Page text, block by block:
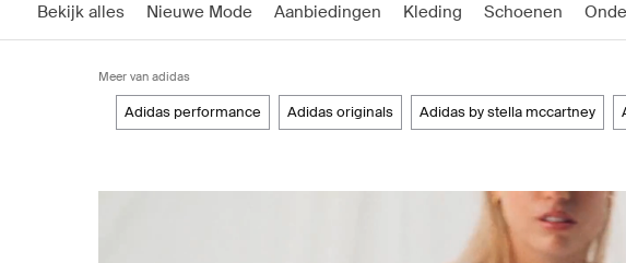
Bekijk alles Nieuwe Mode Aanbiedingen Kleding Schoenen
Meer van adidas
adidas performance adidas originals adidas by stella mccartney